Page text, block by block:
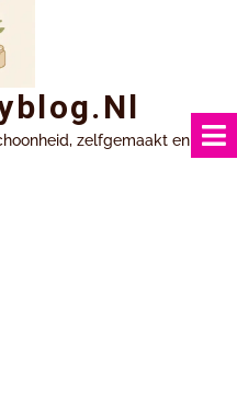
zelfgemaakt en uniek.